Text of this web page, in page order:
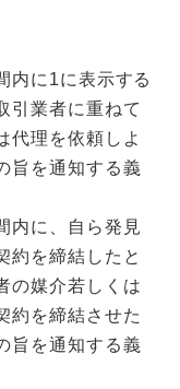
に1に表示する
引業者に重ねて
代理を依頼しよ
旨を通知する義
内に、自ら発見
約を締結したと
の媒介若しくは
約を締結させた
旨を通知する義